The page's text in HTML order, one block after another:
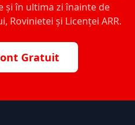
și în ultima zi înainte de
Rovinietei și Licenței ARR.
Gratuit